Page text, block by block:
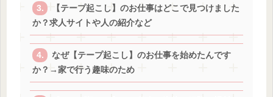
【テープ起こし】のお仕事はどこで見つけました
か？求人サイトや人の紹介など
なぜ【テープ起こし】のお仕事を始めたんです
か？→家で行う趣味のため